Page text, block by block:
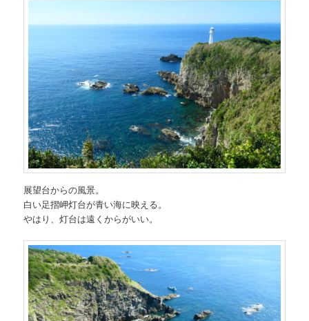
展望台からの風景。
白い足摺岬灯台が青い海に映える。
やはり、灯台は遠くからがいい。